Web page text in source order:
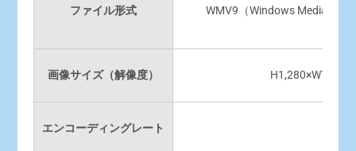
ファイル形式 WMV9（Windows Media
画像サイズ（解像度） H1,280×W720
エンコーディングレート